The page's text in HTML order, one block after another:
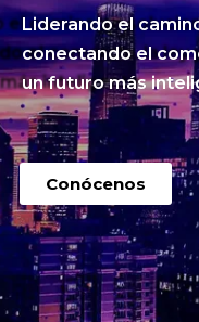
Liderando el
conectando el
un futuro más
Conócenos